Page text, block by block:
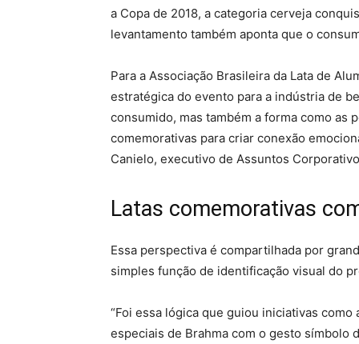
a Copa de 2018, a categoria cerveja
levantamento também aponta que o
Para a Associação Brasileira da Lata de
estratégica do evento para a indústria de
consumido, mas também a forma como as
comemorativas para criar conexão
Canielo, executivo de Assuntos
Latas comemorativas
Essa perspectiva é compartilhada por
simples função de identificação visual do
“Foi essa lógica que guiou iniciativas
especiais de Brahma com o gesto símbolo